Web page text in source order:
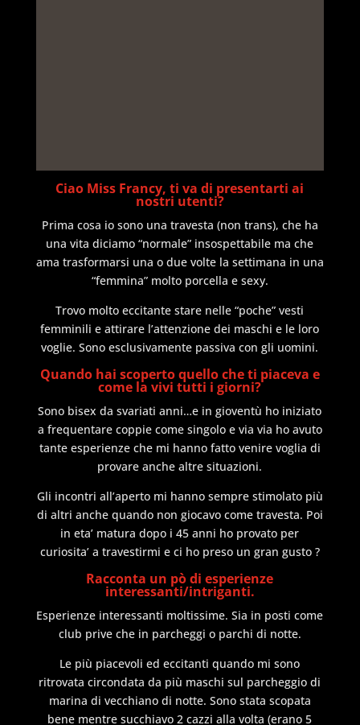
Ciao Miss Francy, ti va di presentarti ai
nostri utenti?
Prima cosa io sono una travesta (non trans), che ha
una vita diciamo “normale” insospettabile ma che
ama trasformarsi una o due volte la settimana in una
“femmina” molto porcella e sexy.
Trovo molto eccitante stare nelle “poche” vesti
femminili e attirare l’attenzione dei maschi e le loro
voglie. Sono esclusivamente passiva con gli uomini.
Quando hai scoperto quello che ti piaceva e
come la vivi tutti i giorni?
Sono bisex da svariati anni…e in gioventù ho iniziato
a frequentare coppie come singolo e via via ho avuto
tante esperienze che mi hanno fatto venire voglia di
provare anche altre situazioni.
Gli incontri all’aperto mi hanno sempre stimolato più
di altri anche quando non giocavo come travesta. Poi
in eta’ matura dopo i 45 anni ho provato per
curiosita’ a travestirmi e ci ho preso un gran gusto ?
Racconta un pò di esperienze
interessanti/intriganti.
Esperienze interessanti moltissime. Sia in posti come
club prive che in parcheggi o parchi di notte.
Le più piacevoli ed eccitanti quando mi sono
ritrovata circondata da più maschi sul parcheggio di
marina di vecchiano di notte. Sono stata scopata
bene mentre succhiavo 2 cazzi alla volta (erano 5